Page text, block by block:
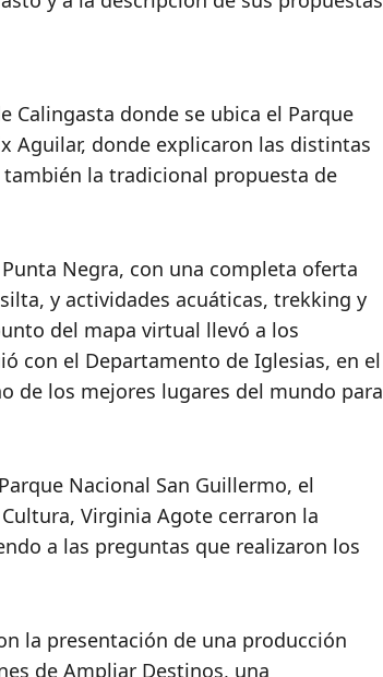
Calingasta donde se ubica el Parque
Aguilar, donde explicaron las distintas
la tradicional propuesta de
Negra, con una completa oferta
y actividades acuáticas, trekking y
del mapa virtual llevó a los
con el Departamento de Iglesias, en el
de los mejores lugares del mundo para
Nacional San Guillermo, el
Virginia Agote cerraron la
a las preguntas que realizaron los
la presentación de una producción
de Ampliar Destinos, una